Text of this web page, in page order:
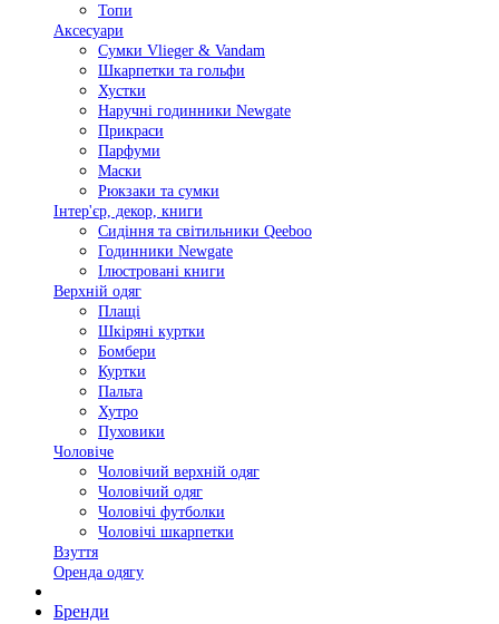
Топи
Аксесуари
Сумки Vlieger & Vandam
Шкарпетки та гольфи
Хустки
Наручні годинники Newgate
Прикраси
Парфуми
Маски
Рюкзаки та сумки
Інтер'єр, декор, книги
Сидіння та світильники Qeeboo
Годинники Newgate
Ілюстровані книги
Верхній одяг
Плащі
Шкіряні куртки
Бомбери
Куртки
Пальта
Хутро
Пуховики
Чоловіче
Чоловічий верхній одяг
Чоловічий одяг
Чоловічі футболки
Чоловічі шкарпетки
Взуття
Оренда одягу
Бренди